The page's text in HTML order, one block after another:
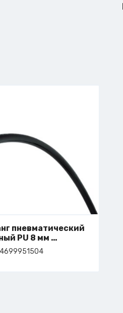
пневматический
PU 8 мм
4-699-95-1504